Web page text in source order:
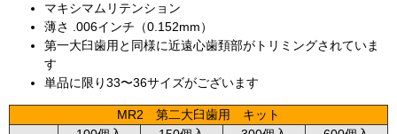
マキシマムリテンション
薄さ .006インチ（0.152mm）
第一大臼歯用と同様に近遠心歯頚部がトリミングされていま
す
単品に限り33〜36サイズがございます
MR2 第二大臼歯用 キット